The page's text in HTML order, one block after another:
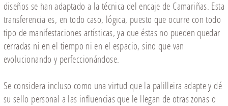
diseños se han adaptado a la técnica del encaje de Camariñas. Esta
transferencia es, en todo caso, lógica, puesto que ocurre con todo
tipo de manifestaciones artísticas, ya que éstas no pueden quedar
cerradas ni en el tiempo ni en el espacio, sino que van
evolucionando y perfeccionándose.
Se considera incluso como una virtud que la palilleira adapte y dé
su sello personal a las influencias que le llegan de otras zonas o